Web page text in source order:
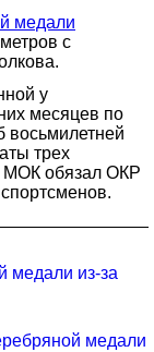
медали
с
у
месяцев по
восьмилетней
трех
МОК обязал ОКР
медали из-за
медали